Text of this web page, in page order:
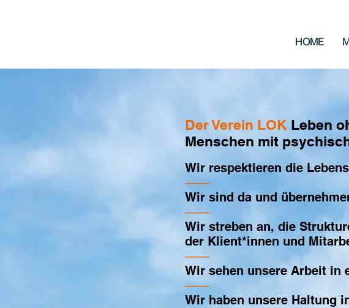
HOME
Der Verein LOK Leben
Menschen mit
Wir respektieren die
——
Wir sind da und
——
Wir streben an, die
der Klient*innen und
——
Wir sehen unsere Arbeit in
——
Wir haben unsere Haltung